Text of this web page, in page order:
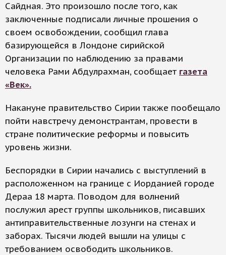
Сайдная. Это произошло после того, как
заключенные подписали личные прошения о
своем освобождении, сообщил глава
базирующейся в Лондоне сирийской
Организации по наблюдению за правами
человека Рами Абдулрахман, сообщает газета
«Век».
Накануне правительство Сирии также пообещало
пойти навстречу демонстрантам, провести в
стране политические реформы и повысить
уровень жизни.
Беспорядки в Сирии начались с выступлений в
расположенном на границе с Иорданией городе
Дераа 18 марта. Поводом для волнений
послужил арест группы школьников, писавших
антиправительственные лозунги на стенах и
заборах. Тысячи людей вышли на улицы с
требованием освободить школьников.